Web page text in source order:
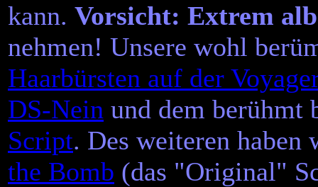
kann. Vorsicht: Extrem
nehmen! Unsere wohl
Haarbürsten auf der Voyager
DS-Nein und dem berühmt
Script. Des weiteren
the Bomb (das "Original"